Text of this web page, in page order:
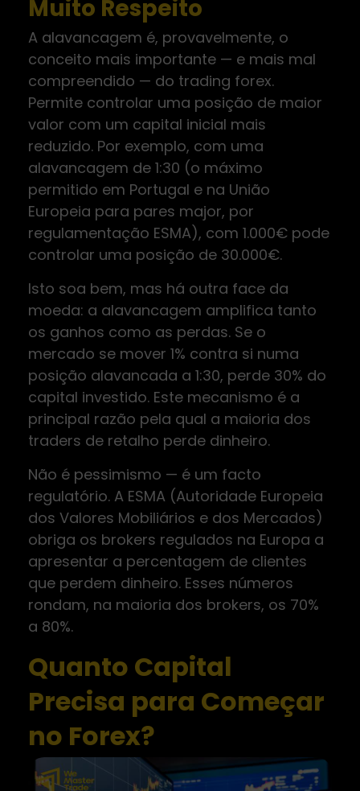
Muito Respeito
A alavancagem é, provavelmente, o
conceito mais importante — e mais mal
compreendido — do trading forex.
Permite controlar uma posição de maior
valor com um capital inicial mais
reduzido. Por exemplo, com uma
alavancagem de 1:30 (o máximo
permitido em Portugal e na União
Europeia para pares major, por
regulamentação ESMA), com 1.000€ pode
controlar uma posição de 30.000€.
Isto soa bem, mas há outra face da
moeda: a alavancagem amplifica tanto
os ganhos como as perdas. Se o
mercado se mover 1% contra si numa
posição alavancada a 1:30, perde 30% do
capital investido. Este mecanismo é a
principal razão pela qual a maioria dos
traders de retalho perde dinheiro.
Não é pessimismo — é um facto
regulatório. A ESMA (Autoridade Europeia
dos Valores Mobiliários e dos Mercados)
obriga os brokers regulados na Europa a
apresentar a percentagem de clientes
que perdem dinheiro. Esses números
rondam, na maioria dos brokers, os 70%
a 80%.
Quanto Capital
Precisa para Começar
no Forex?